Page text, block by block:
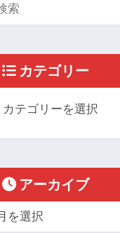
カテゴリー
アーカイブ